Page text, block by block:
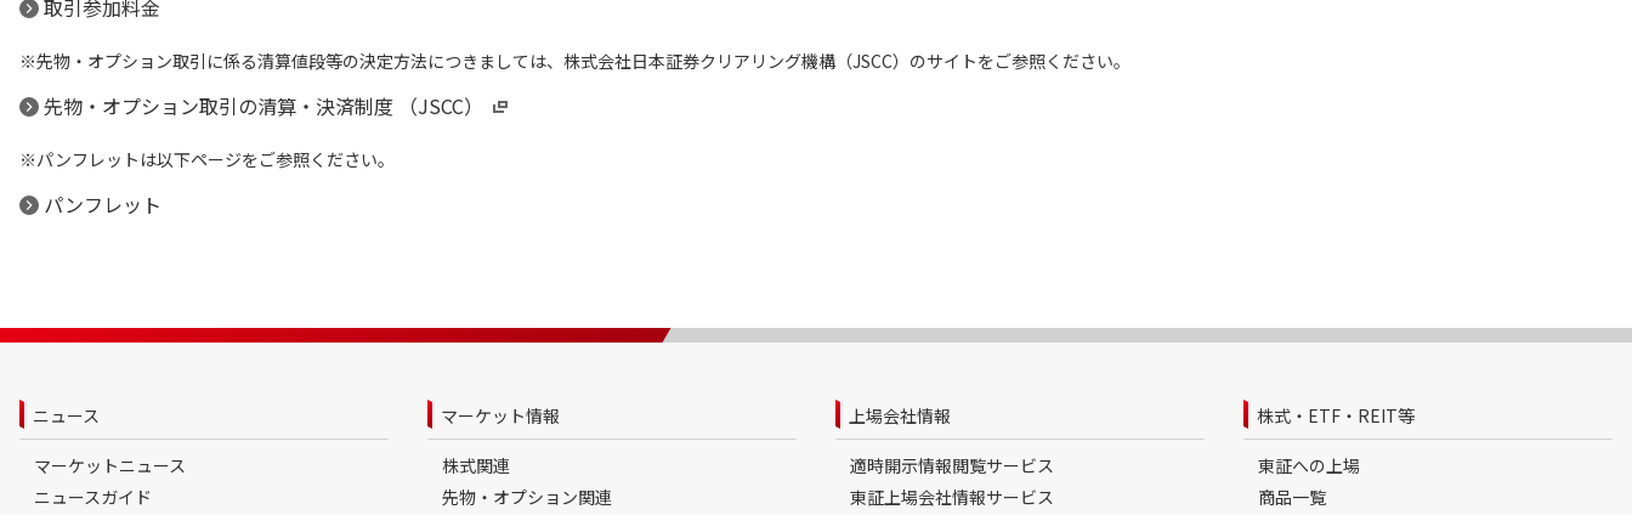
取引参加料金
先物・オプション取引に係る清算値段等の決定方法につきましては、株式会社日本証券クリアリング機構（JSCC）のサイトをご参照ください。
先物・オプション取引の清算・決済制度 （JSCC）
パンフレットは以下ページをご参照ください。
パンフレット
ニュース
マーケットニュース
ニュースガイド
マーケット情報
株式関連
先物・オプション関連
上場会社情報
適時開示情報閲覧サービス
東証上場会社情報サービス
株式・ETF・REIT等
東証への上場
商品一覧